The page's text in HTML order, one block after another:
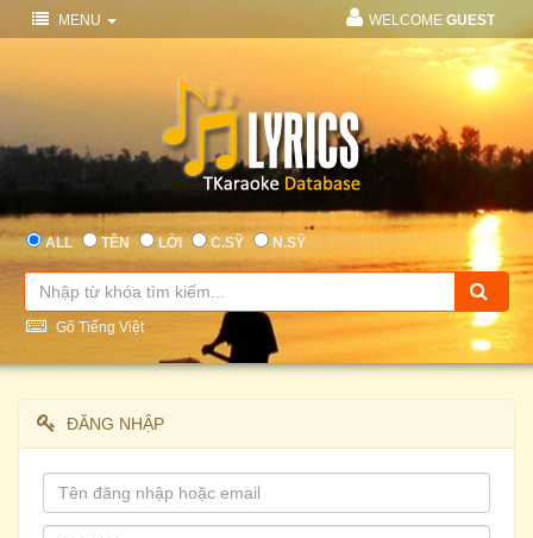
MENU WELCOME GUEST
ALL TÊN LỜI C.SỸ N.SỸ
Gõ Tiếng Việt
ĐĂNG NHẬP